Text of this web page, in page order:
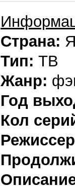
Страна:
Тип: ТВ
Жанр:
Год
Кол